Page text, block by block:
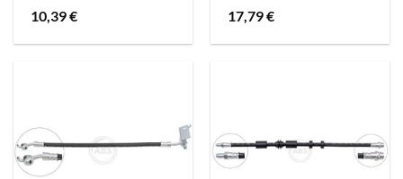
10,39€
17,79€